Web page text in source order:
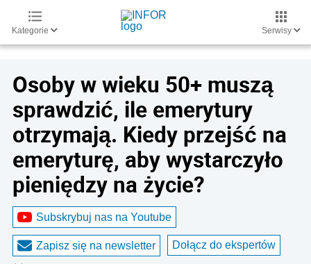
Kategorie Serwisy
Osoby w wieku 50+ muszą
sprawdzić, ile emerytury
otrzymają. Kiedy przejść na
emeryturę, aby wystarczyło
pieniędzy na życie?
Subskrybuj nas na Youtube
Zapisz się na newsletter Dołącz do ekspertów